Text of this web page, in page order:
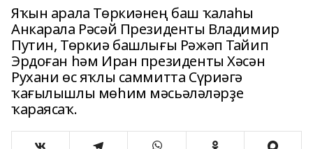
Яҡын арала Төркиәнең баш ҡалаһы
Анкарала Рәсәй Президенты Владимир
Путин, Төркиә башлығы Рәжәп Тайип
Эрдоған һәм Иран президенты Хәсән
Рухани өс яҡлы саммитта Сүриәгә
ҡағылышлы мөһим мәсьәләләрҙе
ҡараясаҡ.